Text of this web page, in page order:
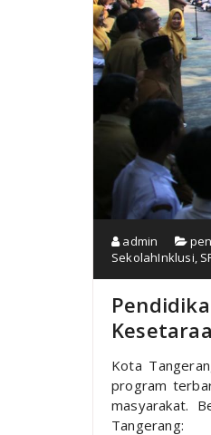
admin
SekolahInklusi,
Kota
program
masyarakat.
Tangerang: